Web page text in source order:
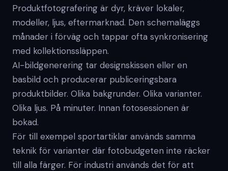
Produktfotografering är dyr, kräver lokaler,
modeller, ljus, eftermarknad. Den schemaläggs
månader i förväg och tappar ofta synkronisering
med kollektionssläppen.
AI-bildgenerering tar designskissen eller en
basbild och producerar publiceringsbara
produktbilder. Olika bakgrunder. Olika varianter.
Olika ljus. På minuter. Innan fotosessionen är
bokad.
För till exempel sportartiklar används samma
teknik för varianter där fotobudgeten inte räcker
till alla färger. För industri används det för att